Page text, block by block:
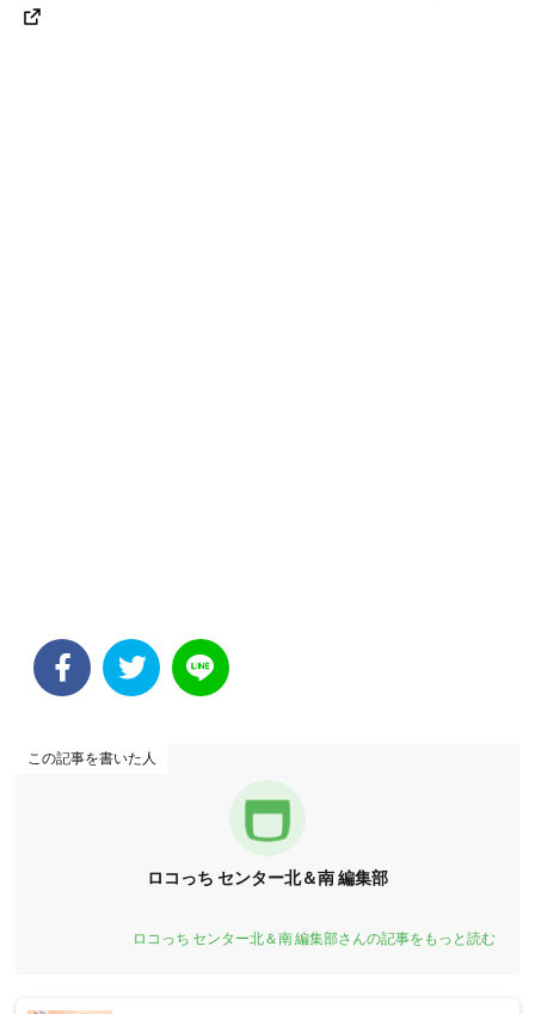
この記事を書いた人
ロコっち センター北＆南 編集部
ロコっち センター北＆南 編集部さんの記事をもっと読む